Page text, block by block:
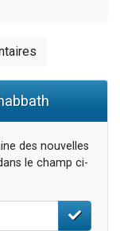
des nouvelles
le champ ci-